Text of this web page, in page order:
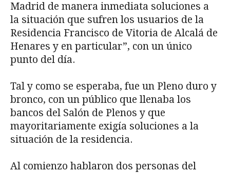
Madrid de manera inmediata soluciones a
la situación que sufren los usuarios de la
Residencia Francisco de Vitoria de Alcalá de
Henares y en particular”, con un único
punto del día.
Tal y como se esperaba, fue un Pleno duro y
bronco, con un público que llenaba los
bancos del Salón de Plenos y que
mayoritariamente exigía soluciones a la
situación de la residencia.
Al comienzo hablaron dos personas del